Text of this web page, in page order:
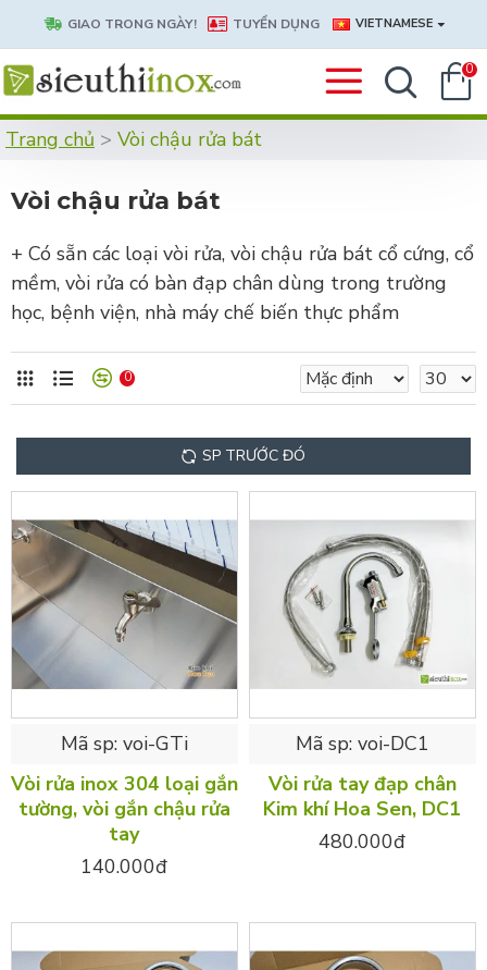
GIAO TRONG NGÀY! TUYỂN DỤNG VIETNAMESE
0
Trang chủ Vòi chậu rửa bát
Vòi chậu rửa bát
+ Có sẵn các loại vòi rửa, vòi chậu rửa bát cổ cứng, cổ
mềm, vòi rửa có bàn đạp chân dùng trong trường
học, bệnh viện, nhà máy chế biến thực phẩm
0
SP TRƯỚC ĐÓ
Mã sp: voi-GTi
Vòi rửa inox 304 loại gắn
tường, vòi gắn chậu rửa
tay
140.000đ
Mã sp: voi-DC1
Vòi rửa tay đạp chân
Kim khí Hoa Sen, DC1
480.000đ